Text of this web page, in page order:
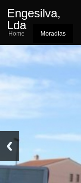
Engesilva,
Lda
Home Moradias